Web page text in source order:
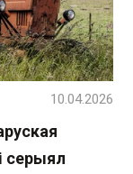
серыял
10.04.2026